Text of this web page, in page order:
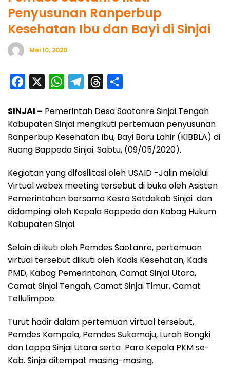
Penyusunan Ranperbup
Kesehatan Ibu dan Bayi di Sinjai
Mei 10, 2020
c
e
b
o
o
k
W
a
t
s
p
p
l
e
g
r
a
m
r
e
a
s
a
r
e
SINJAI – Pemerintah Desa Saotanre Sinjai Tengah
Kabupaten Sinjai mengikuti pertemuan penyusunan
Ranperbup Kesehatan Ibu, Bayi Baru Lahir (KIBBLA) di
Ruang Bappeda Sinjai. Sabtu, (09/05/2020).
Kegiatan yang difasilitasi oleh USAID -Jalin melalui
Virtual webex meeting tersebut di buka oleh Asisten
Pemerintahan bersama Kesra Setdakab Sinjai dan
didampingi oleh Kepala Bappeda dan Kabag Hukum
Kabupaten Sinjai.
Selain di ikuti oleh Pemdes Saotanre, pertemuan
virtual tersebut diikuti oleh Kadis Kesehatan, Kadis
PMD, Kabag Pemerintahan, Camat Sinjai Utara,
Camat Sinjai Tengah, Camat Sinjai Timur, Camat
Tellulimpoe.
Turut hadir dalam pertemuan virtual tersebut,
Pemdes Kampala, Pemdes Sukamaju, Lurah Bongki
dan Lappa Sinjai Utara serta Para Kepala PKM se-
Kab. Sinjai ditempat masing-masing.